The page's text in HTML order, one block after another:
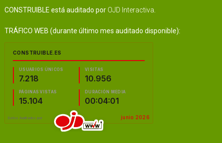
CONSTRUIBLE está auditado por OJD Interactiva
TRÁFICO WEB (durante último mes auditado disponible):